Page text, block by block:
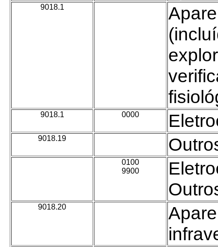
9018.1
9018.1 0000
9018.19
0100
9900
9018.20